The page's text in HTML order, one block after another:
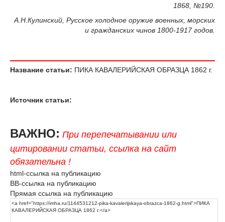
1868, №190.
А.Н.Кулинский, Русское холодное оружие военных, морских
и гражданских чинов 1800-1917 годов.
Название статьи: ПИКА КАВАЛЕРИЙСКАЯ ОБРАЗЦА 1862 г.
Источник статьи:
ВАЖНО: При перепечатывании или
цитировании статьи, ссылка на сайт
обязательна !
html-ссылка на публикацию
BB-ссылка на публикацию
Прямая ссылка на публикацию